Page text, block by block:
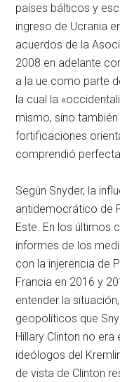
países bálticos y
ingreso de Ucrania
acuerdos de la
2008 en adelante
a la ue como parte
la cual la
mismo, sino
fortificaciones
comprendió
Según Snyder, la
antidemocrático de
Este. En los últimos
informes de los
con la injerencia de
Francia en 2016 y
entender la
geopolíticos que
Hillary Clinton no
ideólogos del
de vista de Clinton